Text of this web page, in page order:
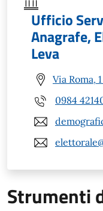
Ufficio
Anagrafe,
Leva
Via Roma,
0984
Strumenti